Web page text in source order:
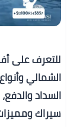
للتعرف على
الشمالي
السداد
سيراك